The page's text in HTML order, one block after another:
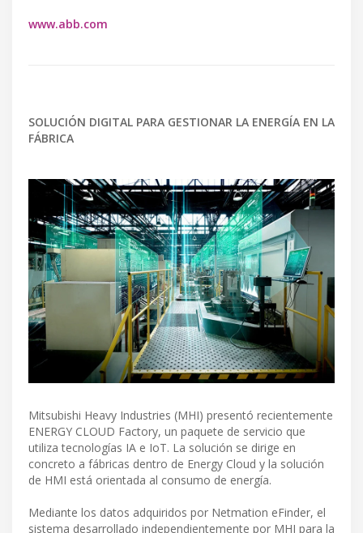
www.abb.com
SOLUCIÓN DIGITAL PARA GESTIONAR LA ENERGÍA EN LA
FÁBRICA
Mitsubishi Heavy Industries (MHI) presentó recientemente
ENERGY CLOUD Factory, un paquete de servicio que
utiliza tecnologías IA e IoT. La solución se dirige en
concreto a fábricas dentro de Energy Cloud y la solución
de HMI está orientada al consumo de energía.
Mediante los datos adquiridos por Netmation eFinder, el
sistema desarrollado independientemente por MHI para la